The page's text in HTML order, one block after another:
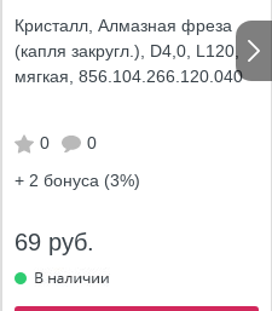
Кристалл, Алмазная фреза
(капля закругл.), D4,0, L120,
мягкая, 856.104.266.120.040
0
0
+ 2 бонуса (3%)
69 руб.